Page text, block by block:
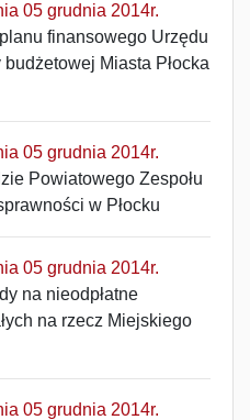
05 grudnia 2014r.
finansowego Urzędu
budżetowej Miasta Płocka
05 grudnia 2014r.
Powiatowego Zespołu
w Płocku
05 grudnia 2014r.
na nieodpłatne
na rzecz Miejskiego
05 grudnia 2014r.